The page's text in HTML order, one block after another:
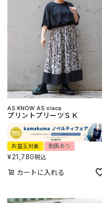
AS KNOW AS olaca
プリントプリーツＳＫ
お盆玉対象 動画あり
¥21,780税込
カートに入れる